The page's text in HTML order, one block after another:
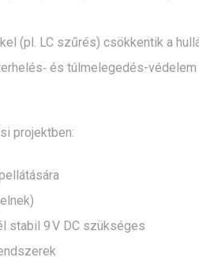
(pl. LC szűrés) csökkentik a
és túlmelegedés-
projektben:
stabil 9 V DC szükséges